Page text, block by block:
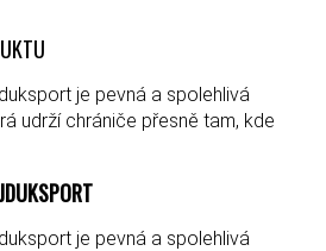
je pevná a spolehlivá
udrží chrániče přesně tam, kde
je pevná a spolehlivá